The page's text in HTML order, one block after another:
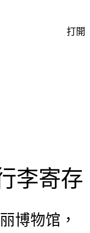
打開
李寄存
博物馆，